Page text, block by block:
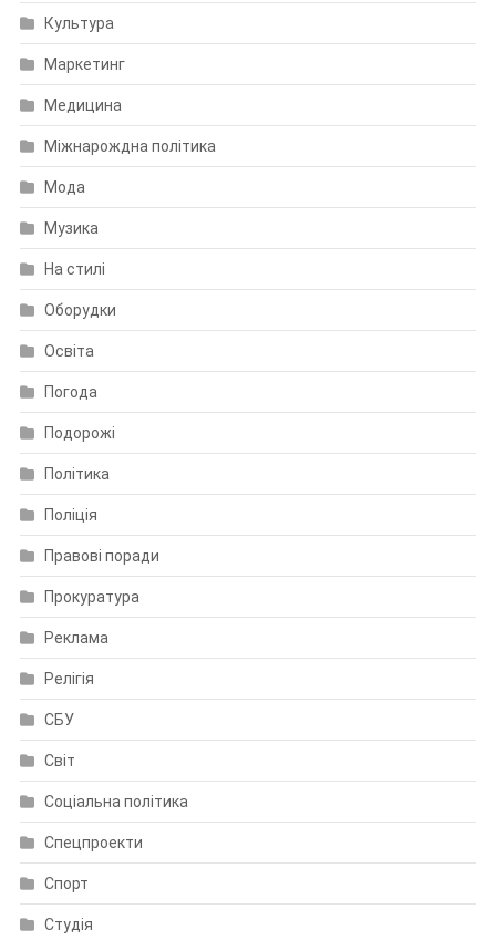
Культура
Маркетинг
Медицина
Міжнарождна політика
Мода
Музика
На стилі
Оборудки
Освіта
Погода
Подорожі
Політика
Поліція
Правові поради
Прокуратура
Реклама
Релігія
СБУ
Світ
Соціальна політика
Спецпроекти
Спорт
Студія